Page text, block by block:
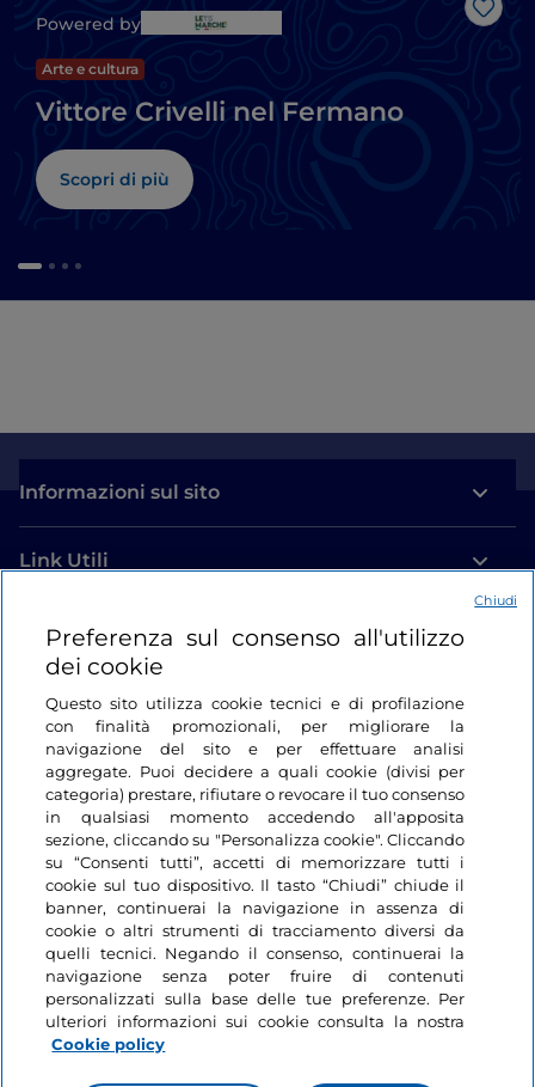
Like
Powered by
Arte e cultura
Vittore Crivelli nel Fermano
Scopri di più
Informazioni sul sito
Link Utili
Login
Restiamo in contatto
Preferenza sul consenso all'utilizzo
dei cookie
Questo sito utilizza cookie tecnici e di profilazione
con finalità promozionali, per migliorare la
navigazione del sito e per effettuare analisi
aggregate. Puoi decidere a quali cookie (divisi per
categoria) prestare, rifiutare o revocare il tuo consenso
in qualsiasi momento accedendo all'apposita
sezione, cliccando su "Personalizza cookie". Cliccando
su “Consenti tutti”, accetti di memorizzare tutti i
cookie sul tuo dispositivo. Il tasto “Chiudi” chiude il
banner, continuerai la navigazione in assenza di
cookie o altri strumenti di tracciamento diversi da
quelli tecnici. Negando il consenso, continuerai la
navigazione senza poter fruire di contenuti
personalizzati sulla base delle tue preferenze. Per
ulteriori informazioni sui cookie consulta la nostra
Cookie policy
Chiudi